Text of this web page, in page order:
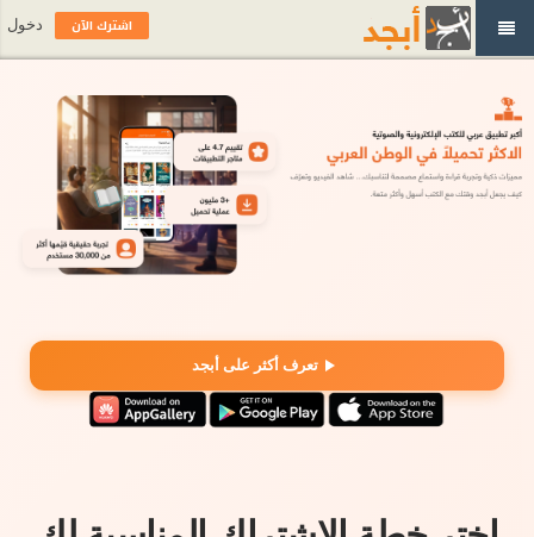
تعرف أكثر على أبجد
اشترك الآن دخول